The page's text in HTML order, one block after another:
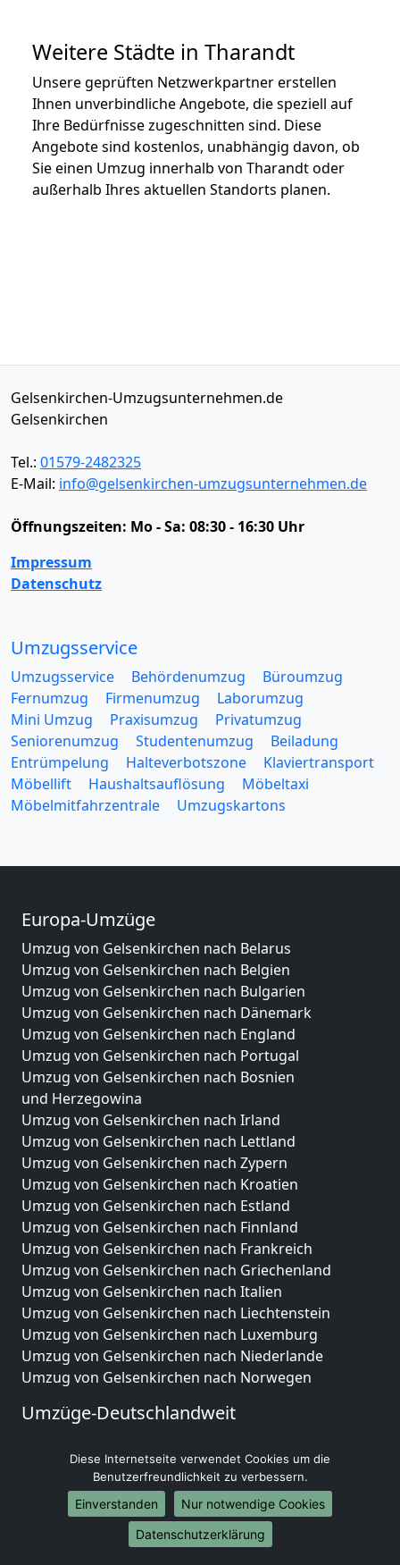
Weitere Städte in Tharandt
Unsere geprüften Netzwerkpartner erstellen
Ihnen unverbindliche Angebote, die speziell auf
Ihre Bedürfnisse zugeschnitten sind. Diese
Angebote sind kostenlos, unabhängig davon, ob
Sie einen Umzug innerhalb von Tharandt oder
außerhalb Ihres aktuellen Standorts planen.
Gelsenkirchen-Umzugsunternehmen.de
Gelsenkirchen
Tel.: 01579-2482325
E-Mail: info@gelsenkirchen-umzugsunternehmen.de
Öffnungszeiten: Mo - Sa: 08:30 - 16:30 Uhr
Impressum
Datenschutz
Umzugsservice
Umzugsservice Behördenumzug
Büroumzug
Fernumzug
Firmenumzug
Laborumzug
Mini Umzug
Praxisumzug
Privatumzug
Seniorenumzug
Studentenumzug
Beiladung
Entrümpelung
Halteverbotszone
Klaviertransport
Möbellift
Haushaltsauflösung
Möbeltaxi
Möbelmitfahrzentrale
Umzugskartons
Europa-Umzüge
Umzug von Gelsenkirchen nach Belarus
Umzug von Gelsenkirchen nach Belgien
Umzug von Gelsenkirchen nach Bulgarien
Umzug von Gelsenkirchen nach Dänemark
Umzug von Gelsenkirchen nach England
Umzug von Gelsenkirchen nach Portugal
Umzug von Gelsenkirchen nach Bosnien
und Herzegowina
Umzug von Gelsenkirchen nach Irland
Umzug von Gelsenkirchen nach Lettland
Umzug von Gelsenkirchen nach Zypern
Umzug von Gelsenkirchen nach Kroatien
Umzug von Gelsenkirchen nach Estland
Umzug von Gelsenkirchen nach Finnland
Umzug von Gelsenkirchen nach Frankreich
Umzug von Gelsenkirchen nach Griechenland
Umzug von Gelsenkirchen nach Italien
Umzug von Gelsenkirchen nach Liechtenstein
Umzug von Gelsenkirchen nach Luxemburg
Umzug von Gelsenkirchen nach Niederlande
Umzug von Gelsenkirchen nach Norwegen
Umzüge-Deutschlandweit
Umzug von Gelsenkirchen nach Hamburg
Umzug von Gelsenkirchen nach München
Umzug von Gelsenkirchen nach Köln
Umzug von Gelsenkirchen nach Frankfurt am Main
Umzug von Gelsenkirchen nach Stuttgart
Diese Internetseite verwendet Cookies um die
Benutzerfreundlichkeit zu verbessern.
Einverstanden
Nur notwendige Cookies
Datenschutzerklärung